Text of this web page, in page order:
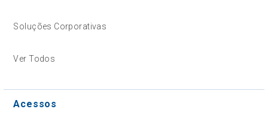
Soluções Corporativas
Ver Todos
Acessos